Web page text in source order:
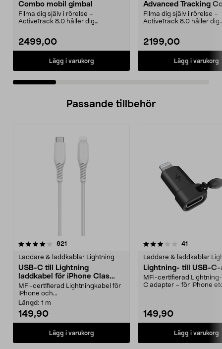
Combo mobil gimbal
Filma dig själv i rörelse –
ActiveTrack 8.0 håller dig
2499,00
Lägg i varukorg
Advanced Tracking
Kit
Filma dig själv i rörelse –
ActiveTrack 8.0 håller dig
2199,00
Lägg i varukorg
Passande tillbehör
821
Laddare & laddkablar Lightning
USB-C till Lightning
laddkabel för iPhone Clas
Ohlson
MFi-certifierad Lightningkabel för
iPhone och...
Längd: 1 m
149,90
Lägg i varukorg
3.5av 5 stjärnor 41
Laddare & laddkablar
Lightning- till USB-
MFi-certifierad
C adapter – för iPhone
149,90
Lägg i varukorg